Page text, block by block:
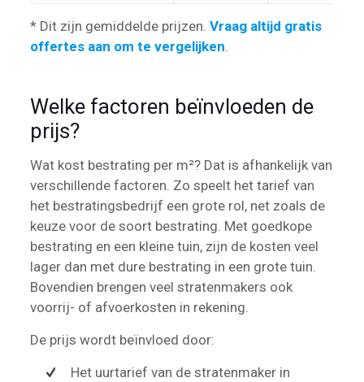
* Dit zijn gemiddelde prijzen. Vraag altijd gratis
offertes aan om te vergelijken.
Welke factoren beïnvloeden de
prijs?
Wat kost bestrating per m²? Dat is afhankelijk van
verschillende factoren. Zo speelt het tarief van
het bestratingsbedrijf een grote rol, net zoals de
keuze voor de soort bestrating. Met goedkope
bestrating en een kleine tuin, zijn de kosten veel
lager dan met dure bestrating in een grote tuin.
Bovendien brengen veel stratenmakers ook
voorrij- of afvoerkosten in rekening.
De prijs wordt beïnvloed door:
Het uurtarief van de stratenmaker in